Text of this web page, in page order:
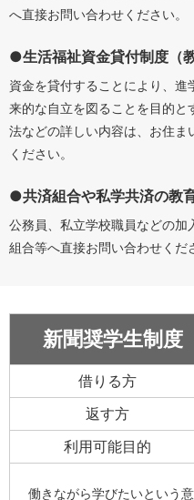
へ直接お問い合わせください。
●生活福祉資金貸付制度（
資金を貸付することにより、
来的な自立を図ることを目的
法などの詳しい内容は、お住ま
ください。
●共済組合や私学共済の教
公務員、私立学校職員などの加
組合等へ直接お問い合わせくだ
新聞奨学生制度
借りる方
返す方
利用可能目的
働きながら学びたいという